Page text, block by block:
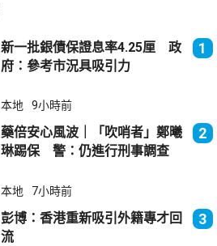
新一批銀債保證息率4.25厘 政
府：參考市況具吸引力
1
本地 9小時前
藥倍安心風波｜「吹哨者」鄭曦
琳踢保 警：仍進行刑事調查
2
本地 7小時前
彭博：香港重新吸引外籍專才回
流
3